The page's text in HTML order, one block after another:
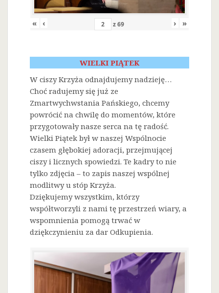
« ‹ z69 › »
WIELKI PIĄTEK
W ciszy Krzyża odnajdujemy nadzieję…
Choć radujemy się już ze
Zmartwychwstania Pańskiego, chcemy
powrócić na chwilę do momentów, które
przygotowały nasze serca na tę radość.
Wielki Piątek był w naszej Wspólnocie
czasem głębokiej adoracji, przejmującej
ciszy i licznych spowiedzi. Te kadry to nie
tylko zdjęcia – to zapis naszej wspólnej
modlitwy u stóp Krzyża.
Dziękujemy wszystkim, którzy
współtworzyli z nami tę przestrzeń wiary, a
wspomnienia pomogą trwać w
dziękczynieniu za dar Odkupienia.